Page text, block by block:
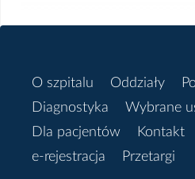
O szpitalu Oddziały
Diagnostyka
Wybrane
Dla pacjentów
Kontakt
e-rejestracja
Przetargi